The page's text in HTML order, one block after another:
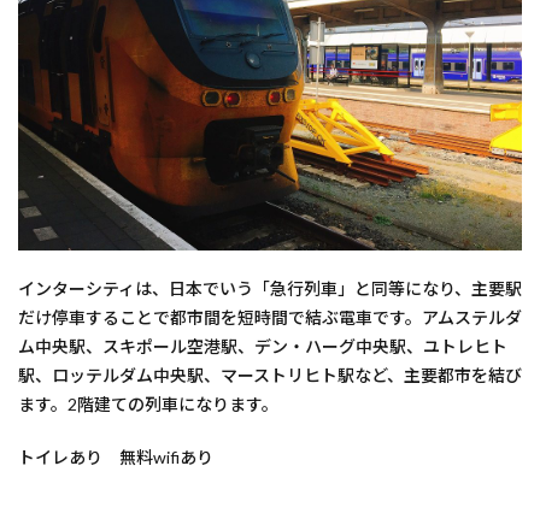
インターシティは、日本でいう「急行列車」と同等になり、主要駅
だけ停車することで都市間を短時間で結ぶ電車です。アムステルダ
ム中央駅、スキポール空港駅、デン・ハーグ中央駅、ユトレヒト
駅、ロッテルダム中央駅、マーストリヒト駅など、主要都市を結び
ます。2階建ての列車になります。
トイレあり 無料wifiあり